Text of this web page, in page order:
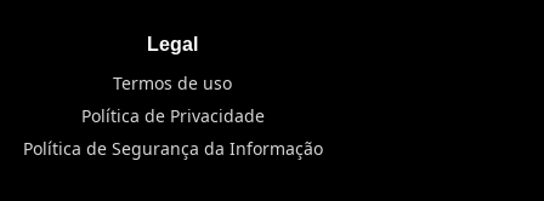
Legal
Termos de uso
Política de Privacidade
Política de Segurança da Informação